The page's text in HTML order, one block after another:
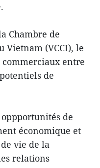
Chambre de
Vietnam (VCCI), le
commerciaux entre
de
de
économique et
vie de la
relations